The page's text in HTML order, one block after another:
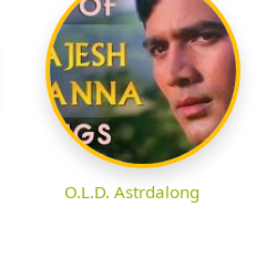
O.L.D. Astrdalong